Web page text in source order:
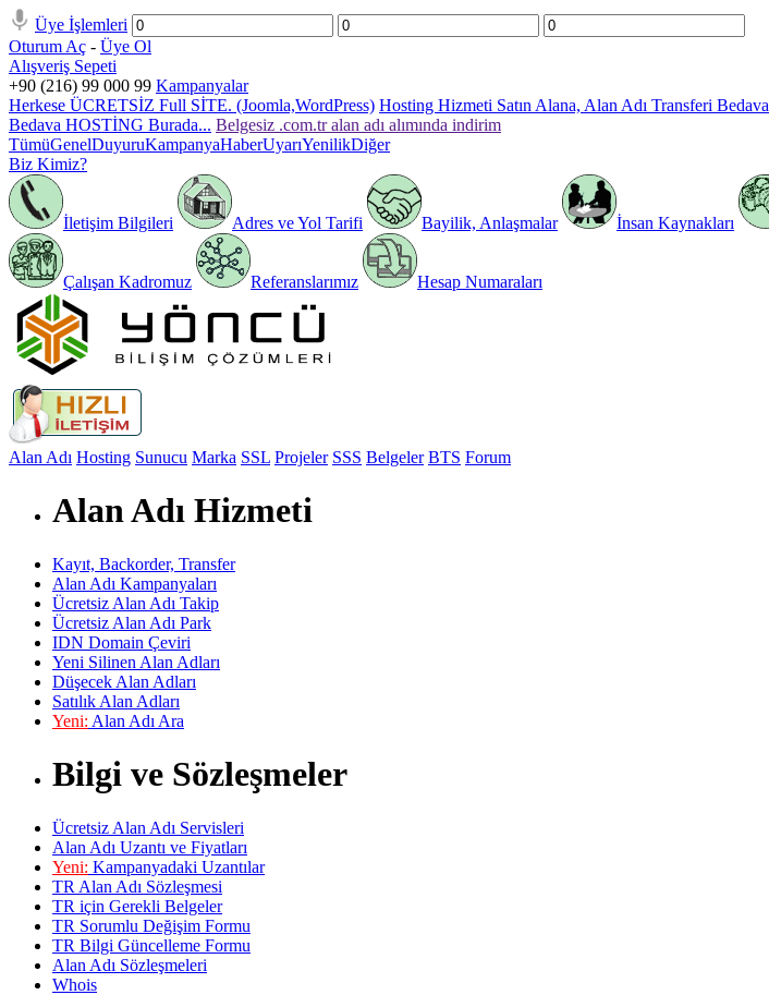
Üye İşlemleri
Oturum Aç - Üye Ol
Alışveriş Sepeti
+90 (216) 99 000 99 Kampanyalar
Herkese ÜCRETSİZ Full SİTE. (Joomla,WordPress) Hosting Hizmeti Satın Alana, Alan Adı Transferi Bedava
Bedava HOSTİNG Burada... Belgesiz .com.tr alan adı alımında indirim
TümüGenelDuyuruKampanyaHaberUyarıYenilikDiğer
Biz Kimiz?
İletişim Bilgileri Adres ve Yol Tarifi Bayilik, Anlaşmalar İnsan Kaynakları
Çalışan Kadromuz Referanslarımız Hesap Numaraları
Alan Adı Hosting Sunucu Marka SSL Projeler SSS Belgeler BTS Forum
Alan Adı Hizmeti
Kayıt, Backorder, Transfer
Alan Adı Kampanyaları
Ücretsiz Alan Adı Takip
Ücretsiz Alan Adı Park
IDN Domain Çeviri
Yeni Silinen Alan Adları
Düşecek Alan Adları
Satılık Alan Adları
Yeni: Alan Adı Ara
Bilgi ve Sözleşmeler
Ücretsiz Alan Adı Servisleri
Alan Adı Uzantı ve Fiyatları
Yeni: Kampanyadaki Uzantılar
TR Alan Adı Sözleşmesi
TR için Gerekli Belgeler
TR Sorumlu Değişim Formu
TR Bilgi Güncelleme Formu
Alan Adı Sözleşmeleri
Whois